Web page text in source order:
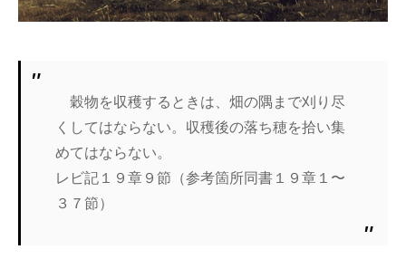
穀物を収穫するときは、畑の隅まで刈り尽
くしてはならない。収穫後の落ち穂を拾い集
めてはならない。
レビ記１９章９節（参考箇所同書１９章１〜
３７節）